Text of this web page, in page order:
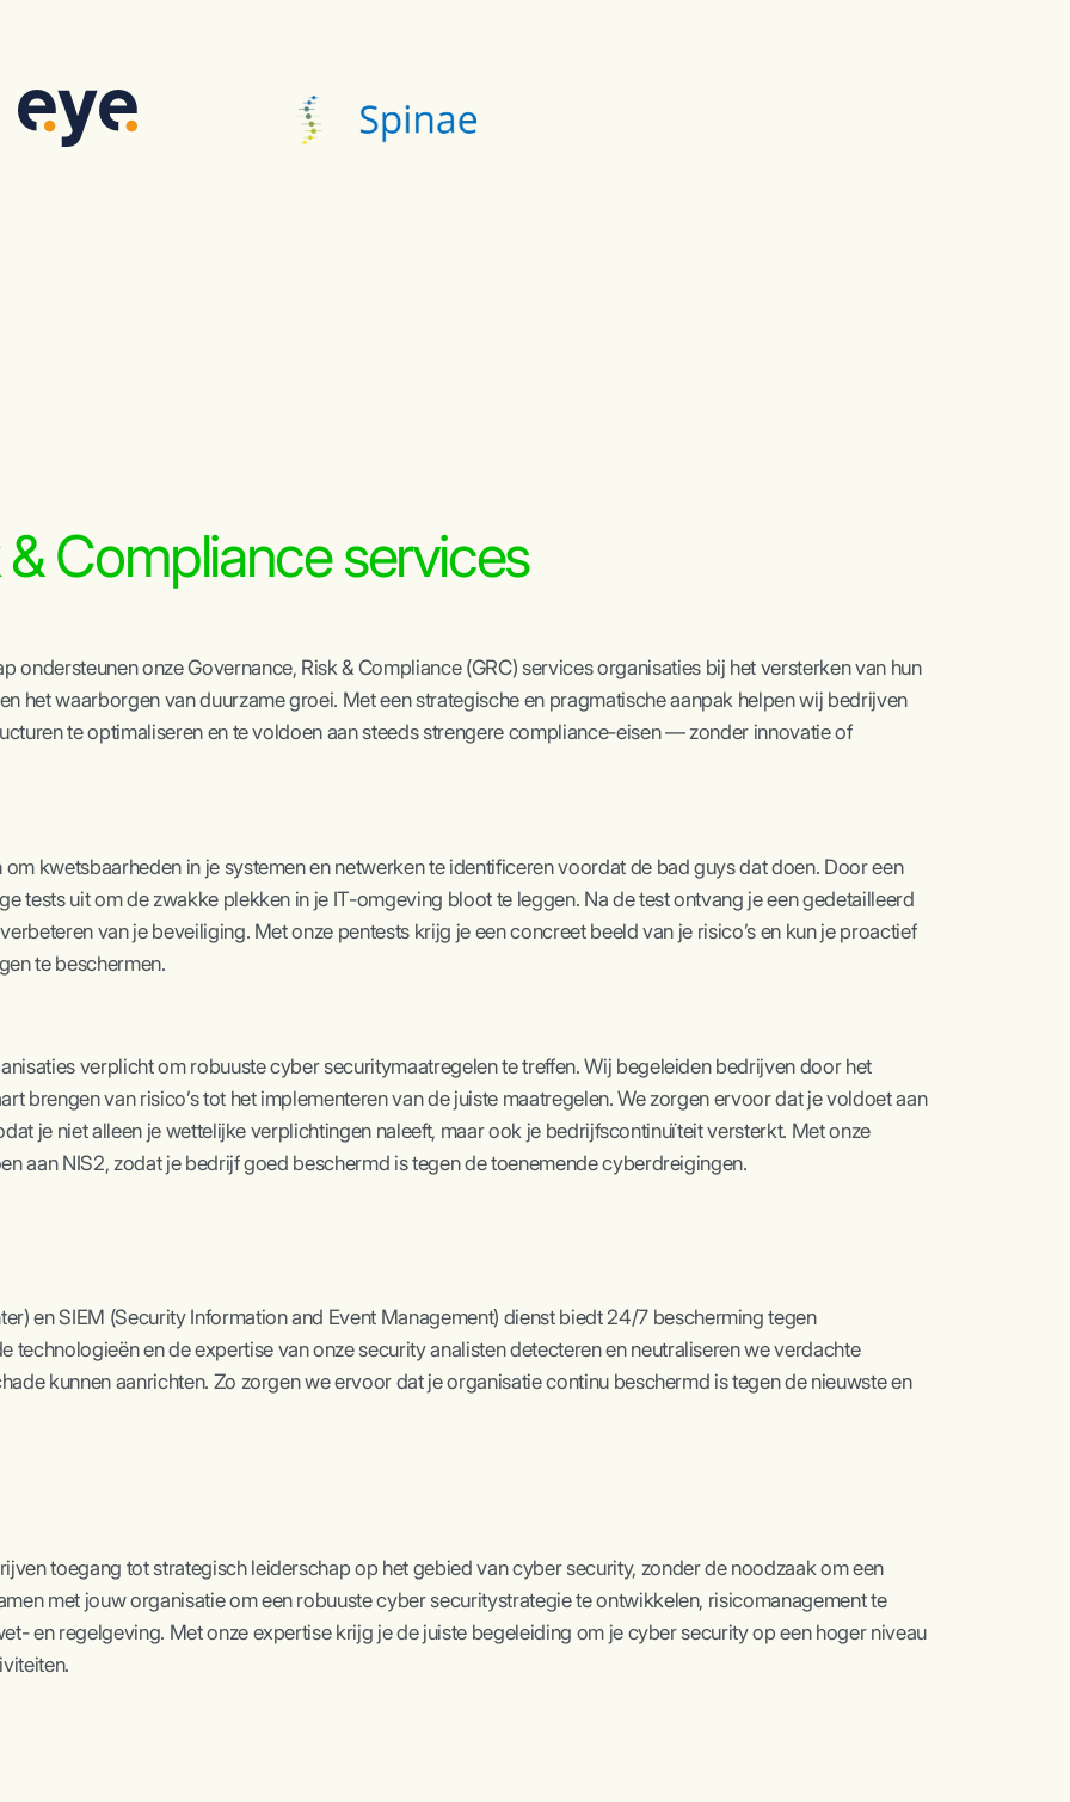
Compliance services
ondersteunen onze Governance, Risk & Compliance (GRC) services organisaties bij het versterken van hun
het waarborgen van duurzame groei. Met een strategische en pragmatische aanpak helpen wij bedrijven
te optimaliseren en te voldoen aan steeds strengere compliance-eisen — zonder innovatie of
kwetsbaarheden in je systemen en netwerken te identificeren voordat de bad guys dat doen. Door een
tests uit om de zwakke plekken in je IT-omgeving bloot te leggen. Na de test ontvang je een gedetailleerd
van je beveiliging. Met onze pentests krijg je een concreet beeld van je risico’s en kun je proactief
te beschermen.
verplicht om robuuste cyber securitymaatregelen te treffen. Wij begeleiden bedrijven door het
brengen van risico’s tot het implementeren van de juiste maatregelen. We zorgen ervoor dat je voldoet aan
je niet alleen je wettelijke verplichtingen naleeft, maar ook je bedrijfscontinuïteit versterkt. Met onze
aan NIS2, zodat je bedrijf goed beschermd is tegen de toenemende cyberdreigingen.
en SIEM (Security Information and Event Management) dienst biedt 24/7 bescherming tegen
en de expertise van onze security analisten detecteren en neutraliseren we verdachte
kunnen aanrichten. Zo zorgen we ervoor dat je organisatie continu beschermd is tegen de nieuwste en
toegang tot strategisch leiderschap op het gebied van cyber security, zonder de noodzaak om een
met jouw organisatie om een robuuste cyber securitystrategie te ontwikkelen, risicomanagement te
en regelgeving. Met onze expertise krijg je de juiste begeleiding om je cyber security op een hoger niveau